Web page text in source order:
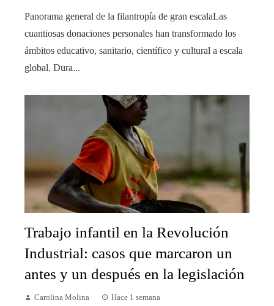
Panorama general de la filantropía de gran escalaLas
cuantiosas donaciones personales han transformado los
ámbitos educativo, sanitario, científico y cultural a escala
global. Dura...
Trabajo infantil en la Revolución
Industrial: casos que marcaron un
antes y un después en la legislación
Carolina Molina Hace 1 semana